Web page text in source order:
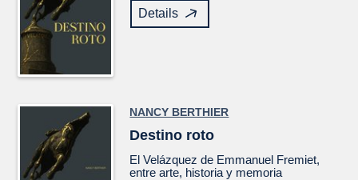
Details
NANCY BERTHIER
Destino roto
ElVelázquez de Emmanuel Fremiet,
entre arte, historia y memoria